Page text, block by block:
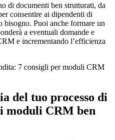
di documenti ben strutturati, da
consentire ai dipendenti di
bisogno. Puoi anche formare un
a eventuali domande e
e incrementando l’efficienza
del tuo processo di
moduli CRM ben